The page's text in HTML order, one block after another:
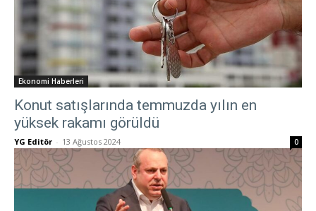
Ekonomi Haberleri
Konut satışlarında temmuzda yılın en
yüksek rakamı görüldü
YG Editör - 13 Ağustos 2024 0